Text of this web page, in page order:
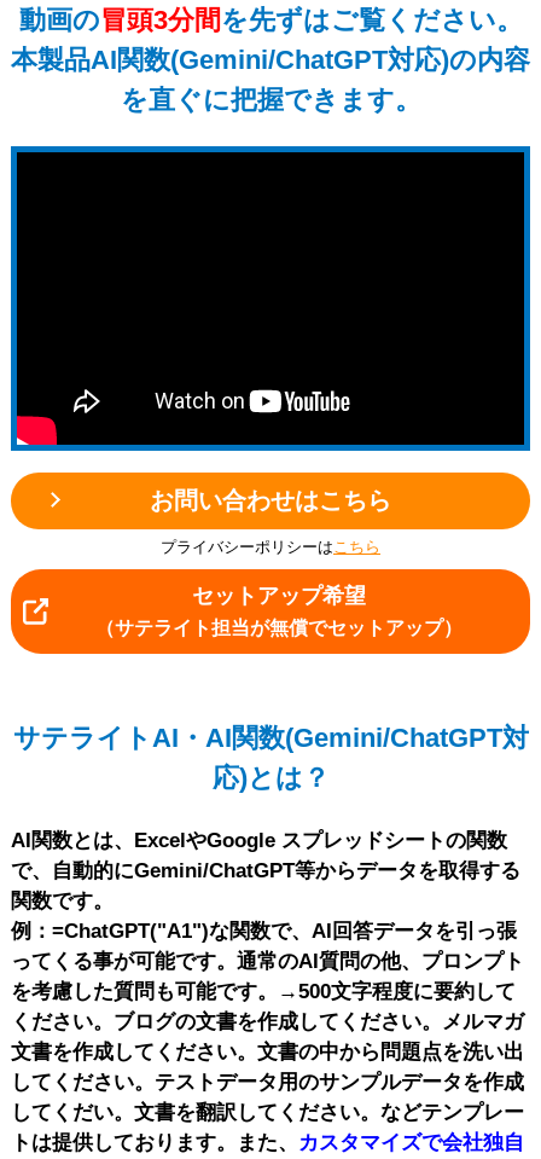
125245/2023-125317/2023-135161/2023-
172418/2023-172476/2023-172528/2023-
192094/2023-192146/2023-192213/2023-
205335/2024-005141/2024-027994/2024-
075578/2024-082269/2024-082269/2024-
069341/2026-076190/2026-087165/2026-
122731/2026-173453/2026-185358
動画の冒頭3分間 を先ずはご覧ください。
本製品AI関数(Gemini/ChatGPT対応)の内容
を直ぐに把握できます。
お問い合わせはこちら
プライバシーポリシーは こちら
セットアップ希望
（サテライト担当が無償でセットアップ）
サテライトAI・AI関数(Gemini/ChatGPT対
応)とは？
AI関数とは、ExcelやGoogle スプレッドシートの関数
で、自動的にGemini/ChatGPT等からデータを取得する
関数です。
例：=ChatGPT("A1")な関数で、AI回答データを引っ張
ってくる事が可能です。通常のAI質問の他、プロンプト
を考慮した質問も可能です。→500文字程度に要約して
ください。ブログの文書を作成してください。メルマガ
文書を作成してください。文書の中から問題点を洗い出
してください。テストデータ用のサンプルデータを作成
してくだい。文書を翻訳してください。などテンプレー
トは提供しております。また、
カスタマイズで会社独自